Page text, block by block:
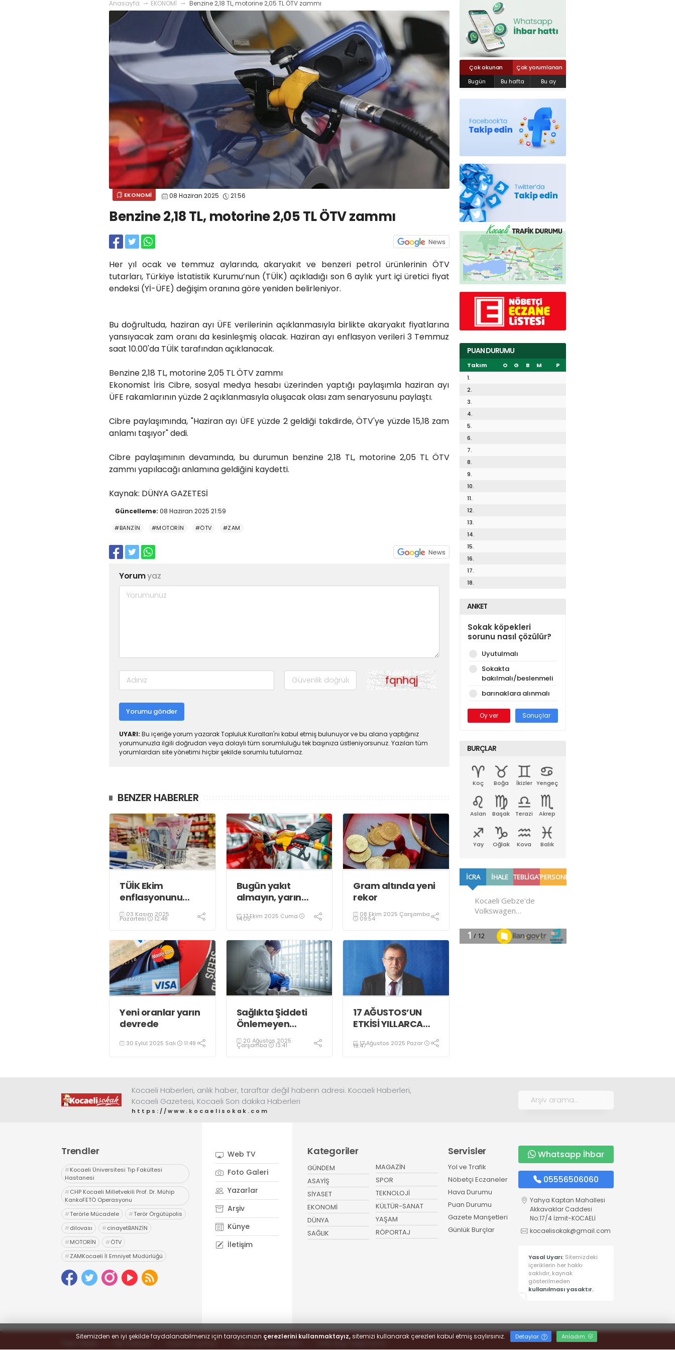
Anasayfa EKONOMİ Benzine 2,18 TL, motorine 2,05 TL ÖTV zammı
EKONOMİ 08 Haziran 2025 21:56
Benzine 2,18 TL, motorine 2,05 TL ÖTV zammı
Her yıl ocak ve temmuz aylarında, akaryakıt ve benzeri petrol ürünlerinin ÖTV
tutarları, Türkiye İstatistik Kurumu’nun (TÜİK) açıkladığı son 6 aylık yurt içi üretici fiyat
endeksi (Yİ-ÜFE) değişim oranına göre yeniden belirleniyor.
Bu doğrultuda, haziran ayı ÜFE verilerinin açıklanmasıyla birlikte akaryakıt fiyatlarına
yansıyacak zam oranı da kesinleşmiş olacak. Haziran ayı enflasyon verileri 3 Temmuz
saat 10.00'da TÜİK tarafından açıklanacak.
Benzine 2,18 TL, motorine 2,05 TL ÖTV zammı
Ekonomist İris Cibre, sosyal medya hesabı üzerinden yaptığı paylaşımla haziran ayı
ÜFE rakamlarının yüzde 2 açıklanmasıyla oluşacak olası zam senaryosunu paylaştı.
Cibre paylaşımında, "Haziran ayı ÜFE yüzde 2 geldiği takdirde, ÖTV'ye yüzde 15,18 zam
anlamı taşıyor" dedi.
Cibre paylaşımının devamında, bu durumun benzine 2,18 TL, motorine 2,05 TL ÖTV
zammı yapılacağı anlamına geldiğini kaydetti.
Kaynak: DÜNYA GAZETESİ
Güncelleme: 08 Haziran 2025 21:59
#BANZİN #MOTORİN #ÖTV #ZAM
Yorumyaz
Yorumu gönder
UYARI: Bu içeriğe yorum yazarak Topluluk Kuralları'nı kabul etmiş bulunuyor ve bu alana yaptığınız
yorumunuzla ilgili doğrudan veya dolaylı tüm sorumluluğu tek başınıza üstleniyorsunuz. Yazılan tüm
yorumlardan site yönetimi hiçbir şekilde sorumlu tutulamaz.
BENZER HABERLER
TÜİK Ekim
enflasyonunu
açıkladı!
03 Kasım 2025
Pazartesi 12:48
Bugün yakıt
almayın, yarın
17 Ekim 2025 Cuma
14:05
Gram altında yeni
rekor
08 Ekim 2025 Çarşamba
09:54
Yeni oranlar yarın
devrede
30 Eylül 2025 Salı 11:49
Sağlıkta Şiddeti
Önlemeyen
İktidar, Suça
Ortaktır!
20 Ağustos 2025
Çarşamba 13:41
17 AĞUSTOS’UN
ETKİSİ YILLARCA
17 Ağustos 2025 Pazar
19:47
Çok okunan
Çok yorumlanan
Bugün
Bu hafta Bu ay
PUAN DURUMU
Takım O G B M
P
1.
2.
3.
4.
5.
6.
7.
8.
9.
10.
11.
12.
13.
14.
15.
16.
17.
18.
ANKET
Sokak köpekleri
sorunu nasıl çözülür?
Uyutulmalı
Sokakta
bakılmalı/beslenmeli
barınaklara alınmalı
Oy ver Sonuçlar
BURÇLAR
Koç Boğa İkizler Yengeç
Aslan Başak Terazi Akrep
Yay Oğlak Kova Balık
Kocaeli Haberleri, anlık haber, taraftar değil haberin adresi. Kocaeli Haberleri,
Kocaeli Gazetesi, Kocaeli Son dakika Haberleri
https://www.kocaelisokak.com
Trendler
#Kocaeli Üniversitesi Tıp Fakültesi
Hastanesi
#CHP Kocaeli Milletvekili Prof. Dr. Mühip
KankoFETÖ Operasyonu
#Terörle Mücadele #Terör Örgütüpolis
#dilovası #cinayetBANZİN
#MOTORİN #ÖTV
#ZAMKocaeli İl Emniyet Müdürlüğü
#Uyuşturucu # uyarıcı madde ticareti
# hapis
Web TV
Foto Galeri
Yazarlar
Arşiv
Künye
İletişim
Kategoriler
GÜNDEM
ASAYİŞ
SİYASET
EKONOMİ
DÜNYA
SAĞLIK
MAGAZİN
SPOR
TEKNOLOJİ
KÜLTÜR-SANAT
YAŞAM
RÖPORTAJ
Servisler
Yol ve Trafik
Nöbetçi Eczaneler
Hava Durumu
Puan Durumu
Gazete Manşetleri
Günlük Burçlar
Whatsapp İhbar
05556506060
Yahya Kaptan Mahallesi
Akkavaklar Caddesi
No:17/4 İzmit-KOCAELİ
kocaelisokak@gmail.com
Yasal Uyarı: Sitemizdeki
içeriklerin her hakkı
saklıdır, kaynak
gösterilmeden
kullanılması yasaktır.
Yahya Kaptan Mahallesi Akkavaklar
Caddesi No:17/4 İzmit-KOCAELİ
Sitemizden en iyi şekilde faydalanabilmeniz için tarayıcınızın çerezlerini kullanmaktayız,sitemizi kullanarak çerezleri kabul etmiş saylırsınız. Detaylar Anladım